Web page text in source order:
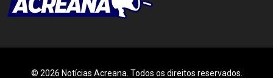
© 2026 Notícias Acreana. Todos os direitos reservados.